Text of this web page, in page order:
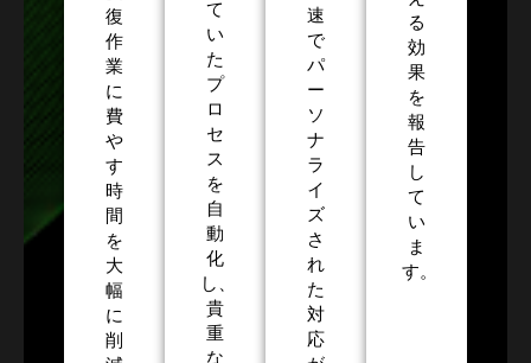
復
作
業
に
費
や
す
時
間
を
大
幅
に
削
て
い
た
プ
ロ
セ
ス
を
自
動
化
し、
貴
重
な
速
で
パ
ー
ソ
ナ
ラ
イ
ズ
さ
れ
た
対
応
る
効
果
を
報
告
し
て
い
ま
す。